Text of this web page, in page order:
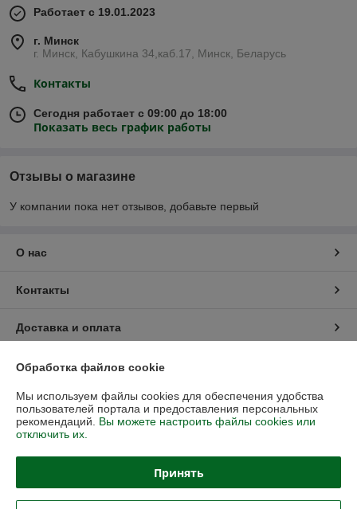
Работает с 19.01.2023
г. Минск
г. Минск, Кабушкина 34,каб.17, Минск, Беларусь
Контакты
Сегодня работает с 09:00 до 18:00
Показать весь график работы
Отзывы о магазине
У компании пока нет отзывов, добавьте первый
О нас
Контакты
Доставка и оплата
График работы
Полная версия сайта
Политика обработки cookies
Сайт создан на платформе Deal.by
Обработка файлов cookie
Мы используем файлы cookies для обеспечения удобства
пользователей портала и предоставления персональных
рекомендаций. Вы можете настроить файлы cookies или
отключить их.
Принять